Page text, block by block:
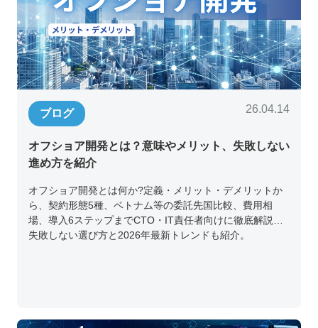
ブログ 26.04.14
オフショア開発とは？意味やメリット、失敗しない
進め方を紹介
オフショア開発とは何か?定義・メリット・デメリットか
ら、契約形態5種、ベトナム等の委託先国比較、費用相
場、導入6ステップまでCTO・IT責任者向けに徹底解説。
失敗しない選び方と2026年最新トレンドも紹介。